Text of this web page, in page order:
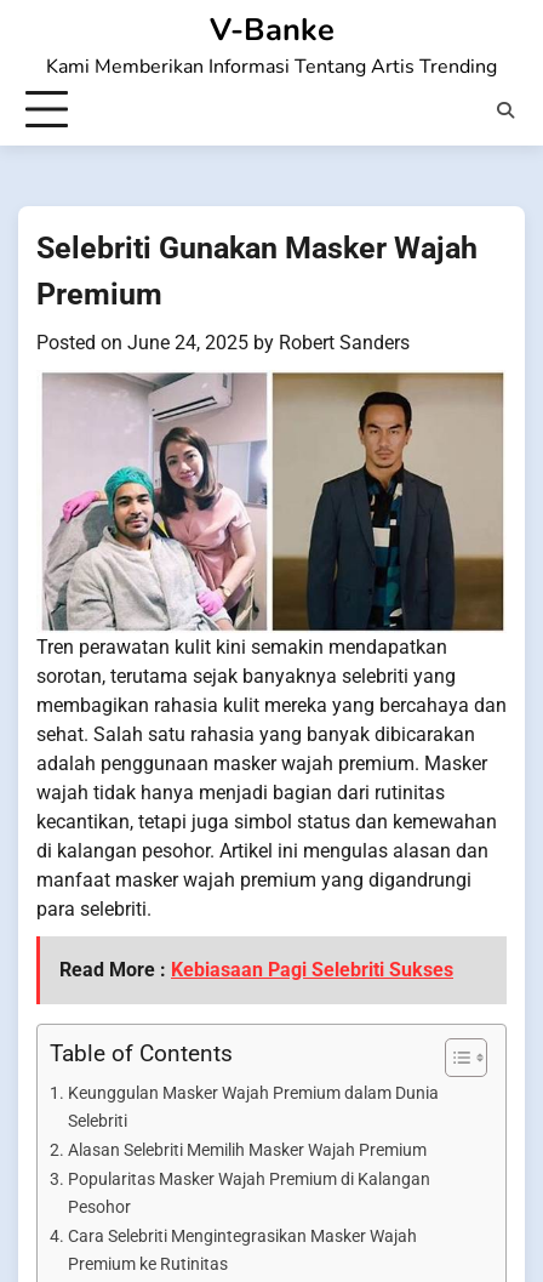
content
V-Banke
Kami Memberikan Informasi Tentang Artis Trending
Selebriti Gunakan Masker Wajah
Premium
Posted on June 24, 2025 by Robert Sanders
Tren perawatan kulit kini semakin mendapatkan
sorotan, terutama sejak banyaknya selebriti yang
membagikan rahasia kulit mereka yang bercahaya dan
sehat. Salah satu rahasia yang banyak dibicarakan
adalah penggunaan masker wajah premium. Masker
wajah tidak hanya menjadi bagian dari rutinitas
kecantikan, tetapi juga simbol status dan kemewahan
di kalangan pesohor. Artikel ini mengulas alasan dan
manfaat masker wajah premium yang digandrungi
para selebriti.
Read More : Kebiasaan Pagi Selebriti Sukses
Table of Contents
Keunggulan Masker Wajah Premium dalam Dunia
Selebriti
Alasan Selebriti Memilih Masker Wajah Premium
Popularitas Masker Wajah Premium di Kalangan
Pesohor
Cara Selebriti Mengintegrasikan Masker Wajah
Premium ke Rutinitas